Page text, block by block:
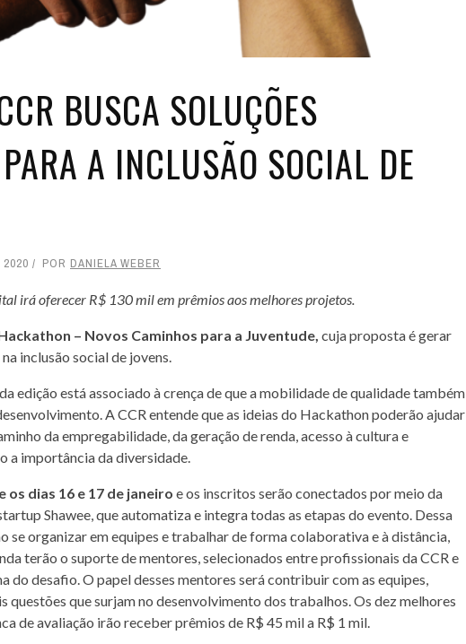
BUSCA SOLUÇÕES
A INCLUSÃO SOCIAL DE
POR DANIELA WEBER
irá oferecer R$ 130 mil em prêmios aos melhores projetos.
– Novos Caminhos para a Juventude, cuja proposta é gerar
inclusão social de jovens.
edição está associado à crença de que a mobilidade de qualidade também
A CCR entende que as ideias do Hackathon poderão ajudar
da empregabilidade, da geração de renda, acesso à cultura e
a importância da diversidade.
dias 16 e 17 de janeiro e os inscritos serão conectados por meio da
Shawee, que automatiza e integra todas as etapas do evento. Dessa
se organizar em equipes e trabalhar de forma colaborativa e à distância,
terão o suporte de mentores, selecionados entre profissionais da CCR e
do desafio. O papel desses mentores será contribuir com as equipes,
questões que surjam no desenvolvimento dos trabalhos. Os dez melhores
de avaliação irão receber prêmios de R$ 45 mil a R$ 1 mil.